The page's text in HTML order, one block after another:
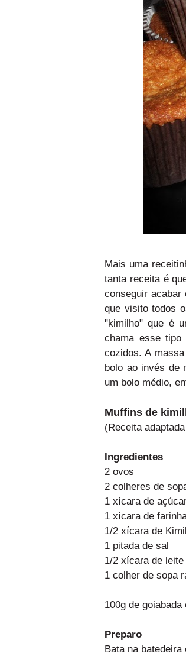
Mais uma
tanta receita é
conseguir
que visito todos
"kimilho" que é
chama esse tipo
cozidos. A
bolo ao invés de
um bolo médio,
Muffins de
(Receita adaptada
Ingredientes
2 ovos
2 colheres de
1 xícara de
1 xícara de
1/2 xícara de
1 pitada de sal
1/2 xícara de leite
1 colher de sopa
100g de goiabada
Preparo
Bata na